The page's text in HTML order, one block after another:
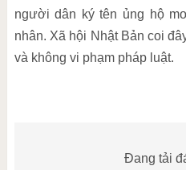
người dân ký tên ủng hộ
nhân. Xã hội Nhật Bản coi
và không vi phạm pháp luật.
Đang tải